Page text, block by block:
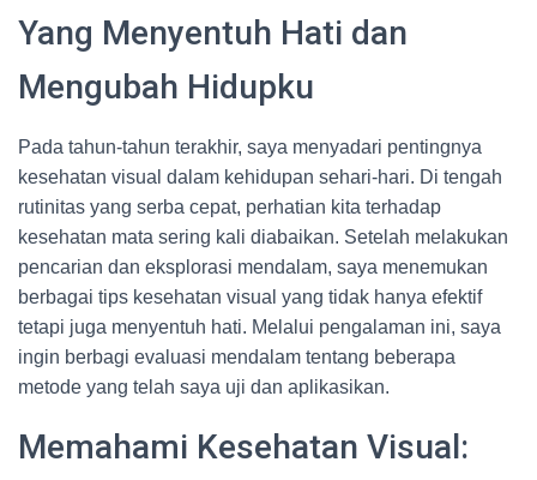
Yang Menyentuh Hati dan
Mengubah Hidupku
Pada tahun-tahun terakhir, saya menyadari pentingnya
kesehatan visual dalam kehidupan sehari-hari. Di tengah
rutinitas yang serba cepat, perhatian kita terhadap
kesehatan mata sering kali diabaikan. Setelah melakukan
pencarian dan eksplorasi mendalam, saya menemukan
berbagai tips kesehatan visual yang tidak hanya efektif
tetapi juga menyentuh hati. Melalui pengalaman ini, saya
ingin berbagi evaluasi mendalam tentang beberapa
metode yang telah saya uji dan aplikasikan.
Memahami Kesehatan Visual: